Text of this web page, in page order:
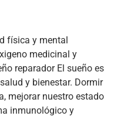
física y mental
medicinal y
reparador El sueño es
y bienestar. Dormir
mejorar nuestro estado
inmunológico y